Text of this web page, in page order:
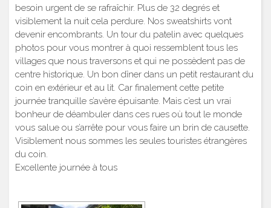
besoin urgent de se rafraîchir. Plus de 32 degrés et
visiblement la nuit cela perdure. Nos sweatshirts vont
devenir encombrants. Un tour du patelin avec quelques
photos pour vous montrer à quoi ressemblent tous les
villages que nous traversons et qui ne possèdent pas de
centre historique. Un bon dîner dans un petit restaurant du
coin en extérieur et au lit. Car finalement cette petite
journée tranquille s’avère épuisante. Mais c’est un vrai
bonheur de déambuler dans ces rues où tout le monde
vous salue ou s’arrête pour vous faire un brin de causette.
Visiblement nous sommes les seules touristes étrangères
du coin.
Excellente journée à tous